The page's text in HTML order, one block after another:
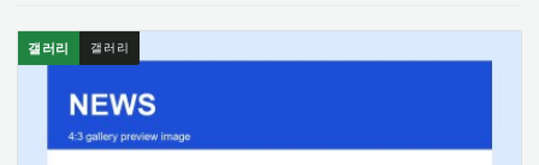
갤러리 갤러리